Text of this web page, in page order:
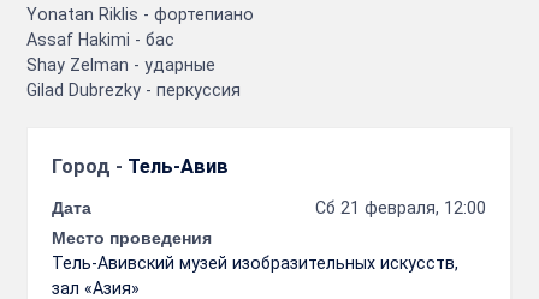
Yonatan Riklis - фортепиано
Assaf Hakimi - бас
Shay Zelman - ударные
Gilad Dubrezky - перкуссия
Город - Тель-Авив
Дата
Сб 21 февраля, 12:00
Место проведения
Тель-Авивский музей изобразительных искусств,
зал «Азия»